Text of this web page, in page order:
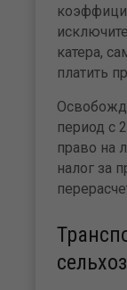
катера,
платить
период с
право на
налог за